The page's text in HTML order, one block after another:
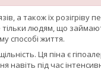
а також їх розігріву
людям, що
способі життя.
Ця піна є
навіть під час